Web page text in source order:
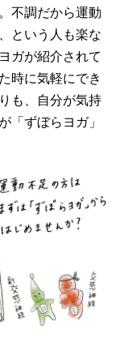
不調だから運動
という人も楽な
ガが紹介されて
時に気軽にでき
も、自分が気持
「ずぼらヨガ」